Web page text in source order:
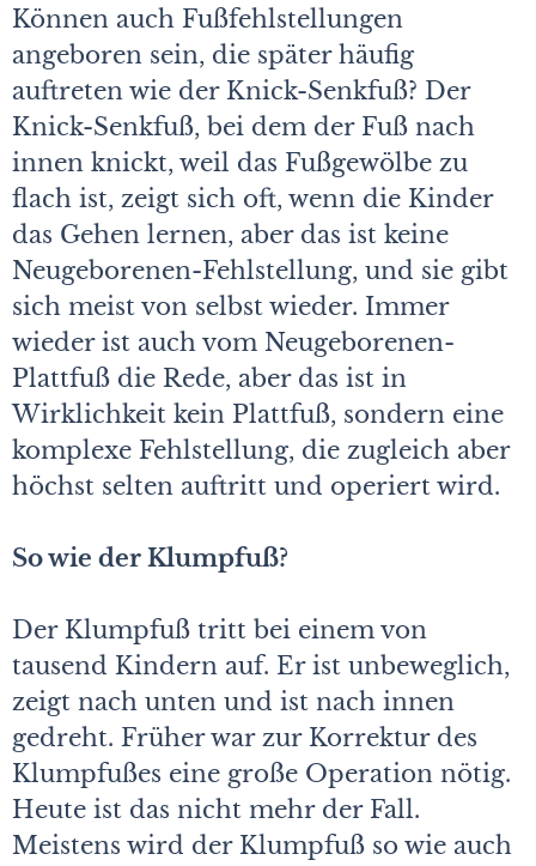
Können auch Fußfehlstellungen
angeboren sein, die später häufig
auftreten wie der Knick-Senkfuß? Der
Knick-Senkfuß, bei dem der Fuß nach
innen knickt, weil das Fußgewölbe zu
flach ist, zeigt sich oft, wenn die Kinder
das Gehen lernen, aber das ist keine
Neugeborenen-Fehlstellung, und sie gibt
sich meist von selbst wieder. Immer
wieder ist auch vom Neugeborenen-
Plattfuß die Rede, aber das ist in
Wirklichkeit kein Plattfuß, sondern eine
komplexe Fehlstellung, die zugleich aber
höchst selten auftritt und operiert wird.
So wie der Klumpfuß?
Der Klumpfuß tritt bei einem von
tausend Kindern auf. Er ist unbeweglich,
zeigt nach unten und ist nach innen
gedreht. Früher war zur Korrektur des
Klumpfußes eine große Operation nötig.
Heute ist das nicht mehr der Fall.
Meistens wird der Klumpfuß so wie auch